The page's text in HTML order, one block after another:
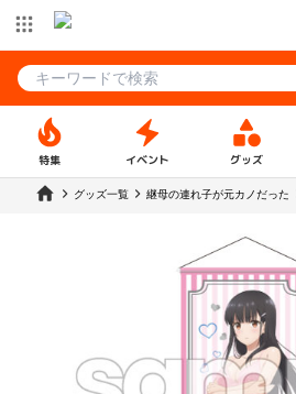
特集 イベント グッズ
グッズ一覧 継母の連れ子が元カノだった